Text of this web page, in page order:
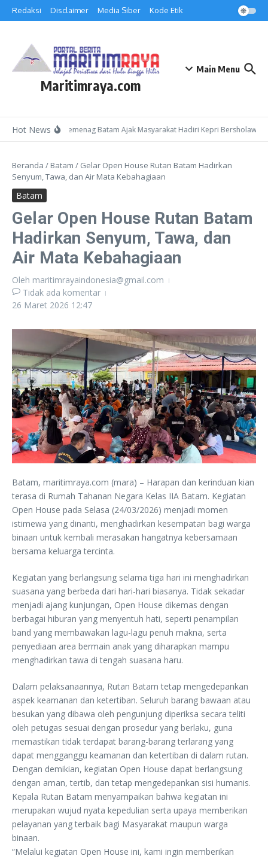
Lewati ke konten
Redaksi Disclaimer Media Siber Kode Etik
Maritimraya.com
Main Menu
Hot NewsKepala Kemenag Batam Ajak Masyarakat Hadiri Kepri Bersholawat 3
Beranda / Batam / Gelar Open House Rutan Batam Hadirkan
Senyum, Tawa, dan Air Mata Kebahagiaan
Batam
Gelar Open House Rutan Batam
Hadirkan Senyum, Tawa, dan
Air Mata Kebahagiaan
Oleh maritimrayaindonesia@gmail.com
Tidak ada komentar
26 Maret 2026 12:47
Batam, maritimraya.com (mara) – Harapan dan kerinduan kian
terasa di Rumah Tahanan Negara Kelas IIA Batam. Kegiatan
Open House pada Selasa (24/03/2026) menjadi momen
istimewa yang dinanti, menghadirkan kesempatan bagi warga
binaan untuk kembali merasakan hangatnya kebersamaan
bersama keluarga tercinta.
Kegiatan yang berlangsung selama tiga hari ini menghadirkan
suasana yang berbeda dari hari-hari biasanya. Tidak sekadar
menjadi ajang kunjungan, Open House dikemas dengan
berbagai hiburan yang menyentuh hati, seperti penampilan
band yang membawakan lagu-lagu penuh makna, serta
penyediaan area bermain anak yang diharapkan mampu
menghadirkan tawa di tengah suasana haru.
Dalam pelaksanaannya, Rutan Batam tetap mengedepankan
aspek keamanan dan ketertiban. Seluruh barang bawaan atau
besukan yang dibawa oleh pengunjung diperiksa secara teliti
oleh petugas sesuai dengan prosedur yang berlaku, guna
memastikan tidak terdapat barang-barang terlarang yang
dapat mengganggu keamanan dan ketertiban di dalam rutan.
Dengan demikian, kegiatan Open House dapat berlangsung
dengan aman, tertib, dan tetap mengedepankan sisi humanis.
Kepala Rutan Batam menyampaikan bahwa kegiatan ini
merupakan wujud nyata kepedulian serta upaya memberikan
pelayanan yang terbaik bagi Masyarakat maupun warga
binaan.
“Melalui kegiatan Open House ini, kami ingin memberikan